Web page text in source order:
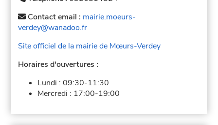
Contact email : mairie.moeurs-
verdey@wanadoo.fr
Site officiel de la mairie de Mœurs-Verdey
Horaires d'ouvertures :
Lundi :09:30-11:30
Mercredi : 17:00-19:00